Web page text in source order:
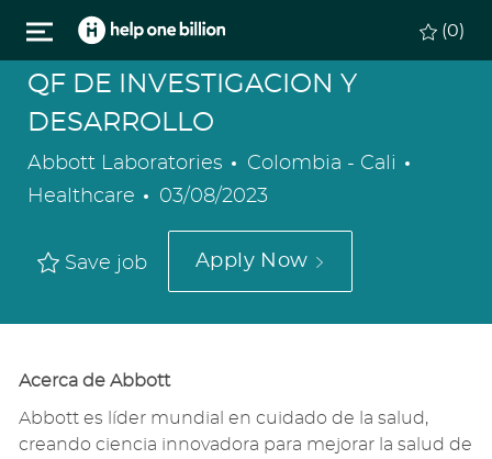
Skip to main content
(0)
QF DE INVESTIGACION Y
DESARROLLO
Abbott Laboratories Location
Colombia - Cali
Healthcare
Posted
Date
03/08/2023
Save job Apply Now
Acerca de Abbott
Abbott es líder mundial en cuidado de la salud,
creando ciencia innovadora para mejorar la salud de